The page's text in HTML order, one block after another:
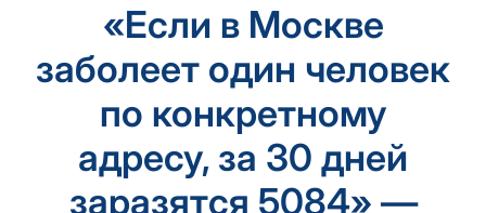
содержимому«Если в Москве
заболеет один человек
по конкретному
адресу, за 30 дней
заразятся 5084» —